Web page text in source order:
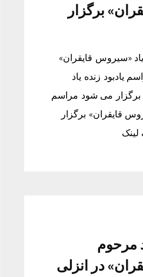
برگزار
«سیروس قایقران»
یادبود زنده یاد
می شود مراسم
قایقران» برگزار
مرحوم
در انزلی